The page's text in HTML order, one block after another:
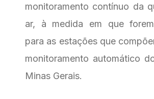
monitoramento contínuo da
ar, à medida em que
para as estações que
monitoramento automático
Minas Gerais.